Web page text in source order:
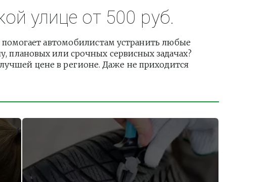
улице от 500 руб.
автомобилистам устранить любые
плановых или срочных сервисных задачах?
цене в регионе. Даже не приходится